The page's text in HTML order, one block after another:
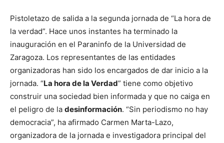
Pistoletazo de salida a la segunda jornada de “La hora de
la verdad”. Hace unos instantes ha terminado la
inauguración en el Paraninfo de la Universidad de
Zaragoza. Los representantes de las entidades
organizadoras han sido los encargados de dar inicio a la
jornada. “La hora de la Verdad” tiene como objetivo
construir una sociedad bien informada y que no caiga en
el peligro de la desinformación. “Sin periodismo no hay
democracia”, ha afirmado Carmen Marta-Lazo,
organizadora de la jornada e investigadora principal del